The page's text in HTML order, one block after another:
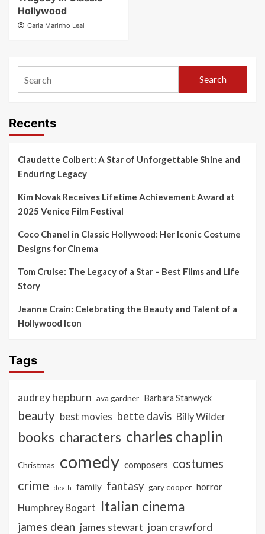
Hollywood
Carla Marinho Leal
Search
Recents
Claudette Colbert: A Star of Unforgettable Shine and
Enduring Legacy
Kim Novak Receives Lifetime Achievement Award at
2025 Venice Film Festival
Coco Chanel in Classic Hollywood: Her Iconic Costume
Designs for Cinema
Tom Cruise: The Legacy of a Star – Best Films and Life
Story
Jeanne Crain: Celebrating the Beauty and Talent of a
Hollywood Icon
Tags
audrey hepburn ava gardner Barbara Stanwyck
beauty best movies bette davis Billy Wilder
books characters charles chaplin
Christmas comedy composers costumes
crime death family fantasy gary cooper horror
Humphrey Bogart Italian cinema
james dean james stewart joan crawford